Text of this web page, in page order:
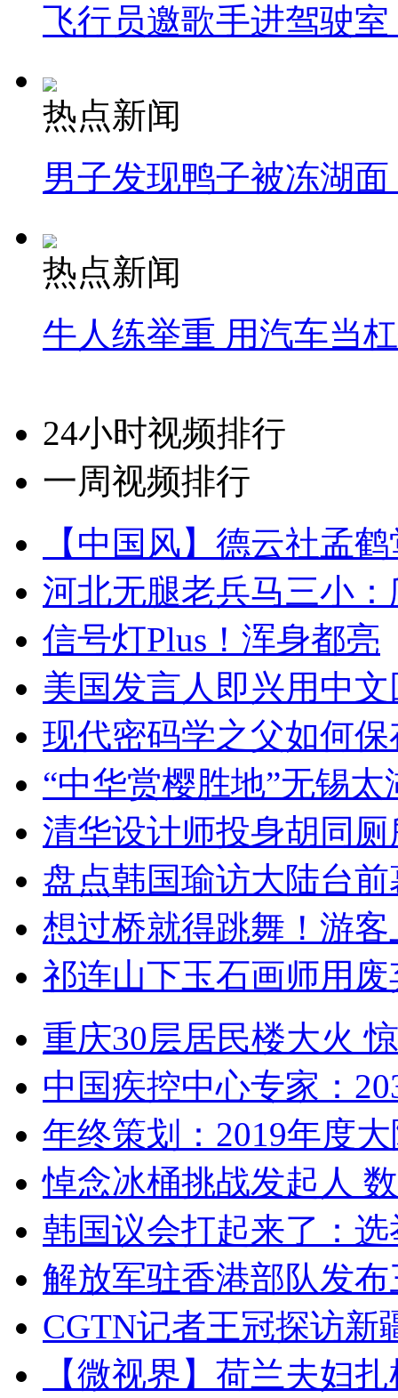
飞行员邀歌手进驾驶
热点新闻
男子发现鸭子被冻湖
热点新闻
牛人练举重 用汽车当
24小时视频排行
一周视频排行
【中国风】德云社孟
河北无腿老兵马三小
信号灯Plus！浑身都亮
美国发言人即兴用中
现代密码学之父如何
“中华赏樱胜地”无锡
清华设计师投身胡同
盘点韩国瑜访大陆台
想过桥就得跳舞！游客
祁连山下玉石画师用
重庆30层居民楼大火
中国疾控中心专家：
年终策划：2019年度
悼念冰桶挑战发起人
韩国议会打起来了：
解放军驻香港部队发
CGTN记者王冠探访新
【微视界】荷兰夫妇